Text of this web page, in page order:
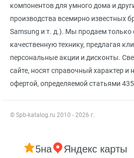
компонентов для умного дома и
производства всемирно известных
Samsung и т. д.). Мы продаем только
качественную технику, предлагая
персональные акции и дисконты.
сайте, носят справочный характер и
офертой, определяемой статьями
© Spb-katalog.ru 2010 - 2026 г.
5на Яндекс карты